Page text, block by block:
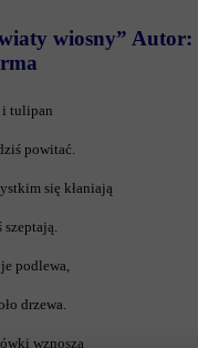
wiosny” Autor:
i tulipan
powitać.
się kłaniają
szeptają.
podlewa,
drzewa.
wznoszą